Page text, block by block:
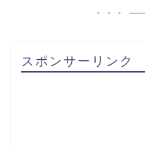
スポンサーリンク